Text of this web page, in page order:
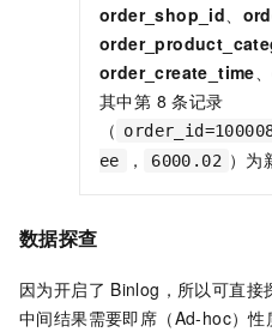
order_shop_id、
order_create_time、
其中第 8 条记录
（
ee
， 6000.02 ）为
数据探查
因为开启了 Binlog，所以可直接
中间结果需要即席（Ad-hoc）